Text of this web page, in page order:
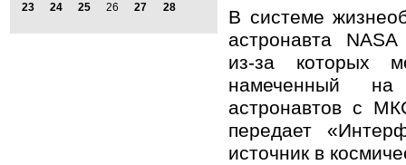
23
24 25 26 27 28
В системе
астронавта
из-за которых
намеченный
астронавтов с
передает
источник в